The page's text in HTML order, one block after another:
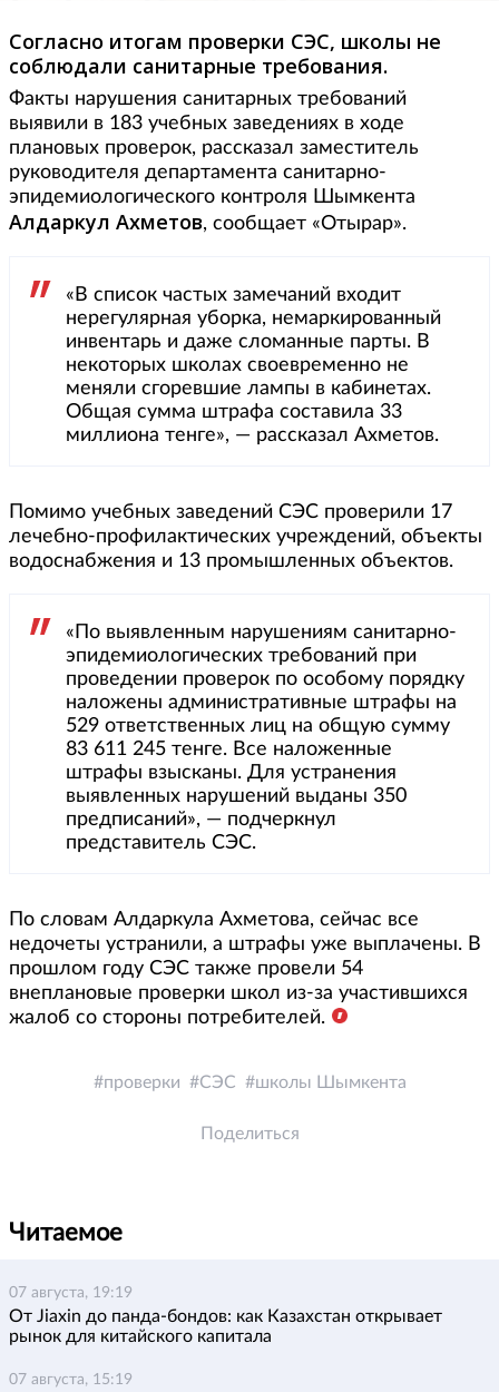
Согласно итогам проверки СЭС, школы не
соблюдали санитарные требования.
Факты нарушения санитарных требований
выявили в 183 учебных заведениях в ходе
плановых проверок, рассказал заместитель
руководителя департамента санитарно-
эпидемиологического контроля Шымкента
Алдаркул Ахметов, сообщает «Отырар».
«В список частых замечаний входит
нерегулярная уборка, немаркированный
инвентарь и даже сломанные парты. В
некоторых школах своевременно не
меняли сгоревшие лампы в кабинетах.
Общая сумма штрафа составила 33
миллиона тенге», — рассказал Ахметов.
Помимо учебных заведений СЭС проверили 17
лечебно-профилактических учреждений, объекты
водоснабжения и 13 промышленных объектов.
«По выявленным нарушениям санитарно-
эпидемиологических требований при
проведении проверок по особому порядку
наложены административные штрафы на
529 ответственных лиц на общую сумму
83 611 245 тенге. Все наложенные
штрафы взысканы. Для устранения
выявленных нарушений выданы 350
предписаний», — подчеркнул
представитель СЭС.
По словам Алдаркула Ахметова, сейчас все
недочеты устранили, а штрафы уже выплачены. В
прошлом году СЭС также провели 54
внеплановые проверки школ из-за участившихся
жалоб со стороны потребителей.
проверки СЭС школы Шымкента
Поделиться
Читаемое
07 августа, 19:19
От Jiaxin до панда-бондов: как Казахстан открывает
рынок для китайского капитала
07 августа, 15:19